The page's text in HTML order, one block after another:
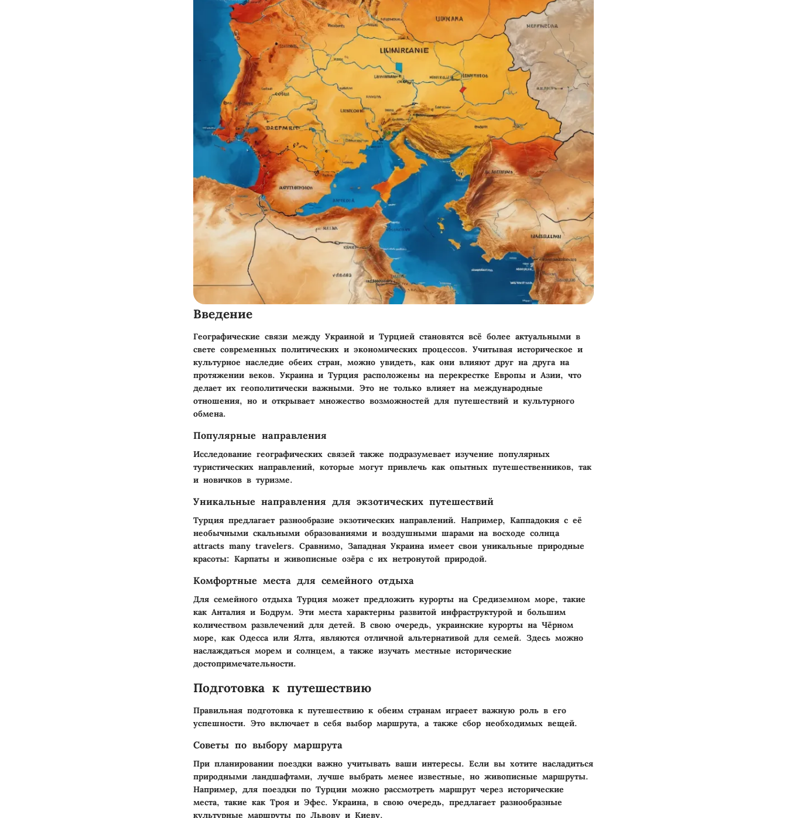
Введение
Географические связи между Украиной и Турцией становятся всё более актуальными в
свете современных политических и экономических процессов. Учитывая историческое и
культурное наследие обеих стран, можно увидеть, как они влияют друг на друга на
протяжении веков. Украина и Турция расположены на перекрестке Европы и Азии, что
делает их геополитически важными. Это не только влияет на международные
отношения, но и открывает множество возможностей для путешествий и культурного
обмена.
Популярные направления
Исследование географических связей также подразумевает изучение популярных
туристических направлений, которые могут привлечь как опытных путешественников, так
и новичков в туризме.
Уникальные направления для экзотических путешествий
Турция предлагает разнообразие экзотических направлений. Например, Каппадокия с её
необычными скальными образованиями и воздушными шарами на восходе солнца
attracts many travelers. Сравнимо, Западная Украина имеет свои уникальные природные
красоты: Карпаты и живописные озёра с их нетронутой природой.
Комфортные места для семейного отдыха
Для семейного отдыха Турция может предложить курорты на Средиземном море, такие
как Анталия и Бодрум. Эти места характерны развитой инфраструктурой и большим
количеством развлечений для детей. В свою очередь, украинские курорты на Чёрном
море, как Одесса или Ялта, являются отличной альтернативой для семей. Здесь можно
наслаждаться морем и солнцем, а также изучать местные исторические
достопримечательности.
Подготовка к путешествию
Правильная подготовка к путешествию к обеим странам играеет важную роль в его
успешности. Это включает в себя выбор маршрута, а также сбор необходимых вещей.
Советы по выбору маршрута
При планировании поездки важно учитывать ваши интересы. Если вы хотите насладиться
природными ландшафтами, лучше выбрать менее известные, но живописные маршруты.
Например, для поездки по Турции можно рассмотреть маршрут через исторические
места, такие как Троя и Эфес. Украина, в свою очередь, предлагает разнообразные
культурные маршруты по Львову и Киеву.